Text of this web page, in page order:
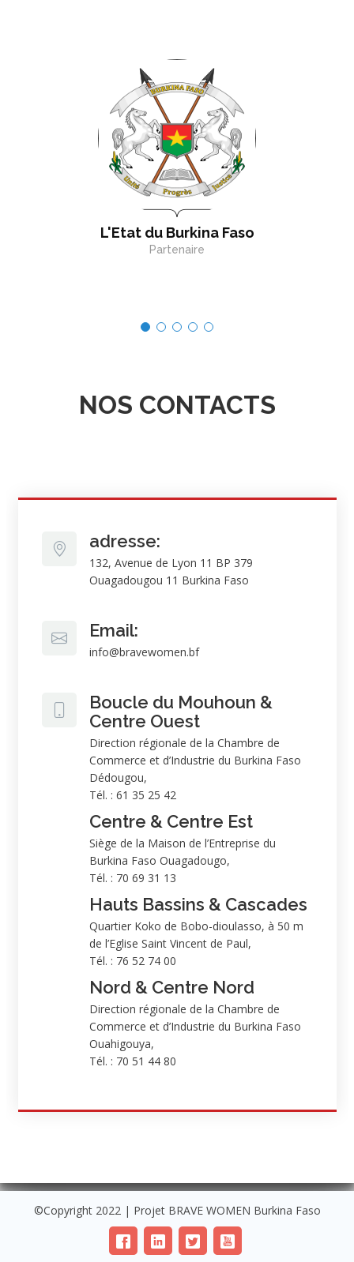
L'Etat du Burkina Faso
Partenaire
NOS CONTACTS
adresse:
132, Avenue de Lyon 11 BP 379
Ouagadougou 11 Burkina Faso
Email:
info@bravewomen.bf
Boucle du Mouhoun &
Centre Ouest
Direction régionale de la Chambre de
Commerce et d’Industrie du Burkina Faso
Dédougou,
Tél. : 61 35 25 42
Centre & Centre Est
Siège de la Maison de l’Entreprise du
Burkina Faso Ouagadougo,
Tél. : 70 69 31 13
Hauts Bassins & Cascades
Quartier Koko de Bobo-dioulasso, à 50 m
de l’Eglise Saint Vincent de Paul,
Tél. : 76 52 74 00
Nord & Centre Nord
Direction régionale de la Chambre de
Commerce et d’Industrie du Burkina Faso
Ouahigouya,
Tél. : 70 51 44 80
©Copyright 2022 | Projet BRAVE WOMEN Burkina Faso